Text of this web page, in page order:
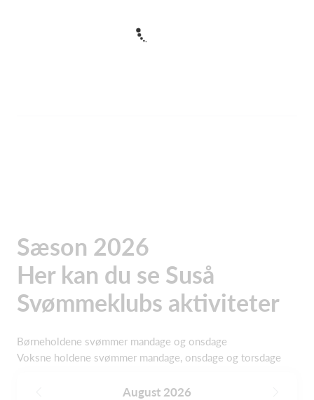
Sæson 2026
Her kan du se Suså
Svømmeklubs aktiviteter
Børneholdene svømmer mandage og onsdage
Voksne holdene svømmer mandage, onsdage og torsdage
August 2026